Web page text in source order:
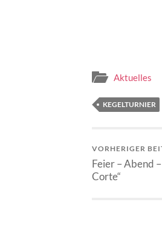
Aktuelles
KEGELTURNIER
VORHERIGER
Feier – Abend
Corte“